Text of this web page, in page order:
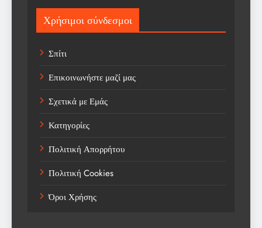
Sports
Technology
Trending
Weather
Αγορά
Αγορά Εργασίας
Αγροτικά Νέα
Αεροπορία
Αθλήματα
Χρήσιμοι σύνδεσμοι
Σπίτι
Επικοινωνήστε μαζί μας
Σχετικά με Εμάς
Κατηγορίες
Πολιτική Απορρήτου
Πολιτική Cookies
Όροι Χρήσης